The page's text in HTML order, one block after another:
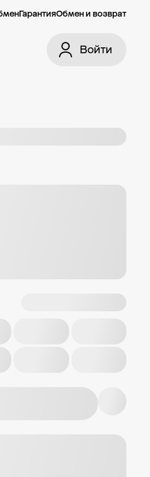
ГарантияОбмен и возврат
Войти